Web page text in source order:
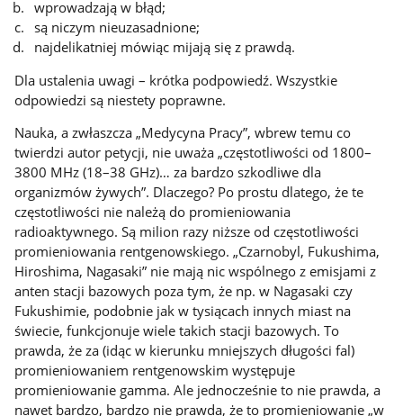
wprowadzają w błąd;
są niczym nieuzasadnione;
najdelikatniej mówiąc mijają się z prawdą.
Dla ustalenia uwagi – krótka podpowiedź. Wszystkie
odpowiedzi są niestety poprawne.
Nauka, a zwłaszcza „Medycyna Pracy”, wbrew temu co
twierdzi autor petycji, nie uważa „częstotliwości od 1800–
3800 MHz (18–38 GHz)… za bardzo szkodliwe dla
organizmów żywych”. Dlaczego? Po prostu dlatego, że te
częstotliwości nie należą do promieniowania
radioaktywnego. Są milion razy niższe od częstotliwości
promieniowania rentgenowskiego. „Czarnobyl, Fukushima,
Hiroshima, Nagasaki” nie mają nic wspólnego z emisjami z
anten stacji bazowych poza tym, że np. w Nagasaki czy
Fukushimie, podobnie jak w tysiącach innych miast na
świecie, funkcjonuje wiele takich stacji bazowych. To
prawda, że za (idąc w kierunku mniejszych długości fal)
promieniowaniem rentgenowskim występuje
promieniowanie gamma. Ale jednocześnie to nie prawda, a
nawet bardzo, bardzo nie prawda, że to promieniowanie „w